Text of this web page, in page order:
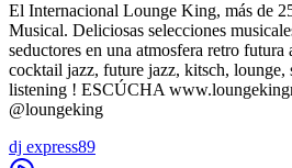
El Internacional Lounge King, más de
Musical. Deliciosas selecciones
seductores en una atmosfera retro futura
cocktail jazz, future jazz, kitsch, lounge,
listening ! ESCÚCHA
@loungeking
dj express89